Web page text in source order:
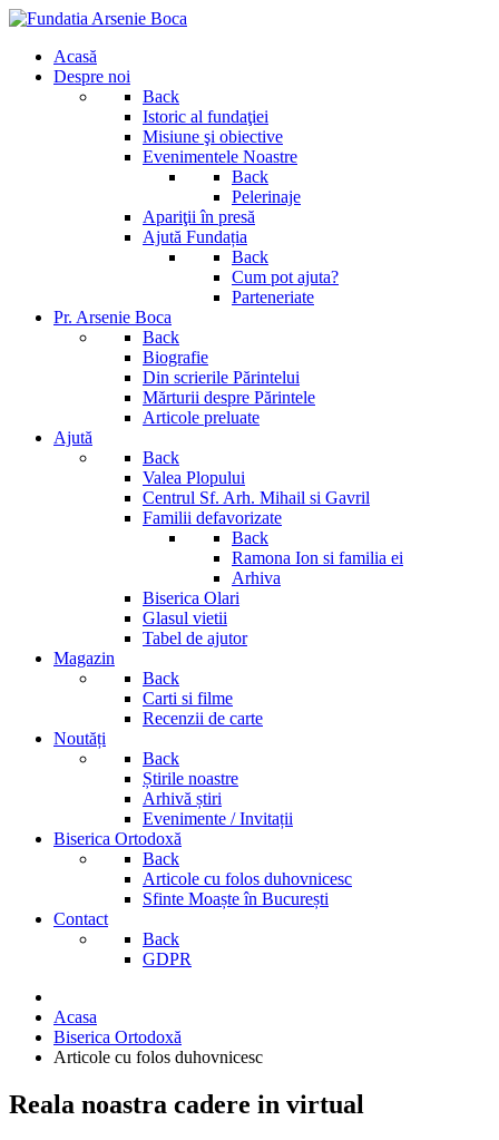
Acasă
Despre noi
Back
Istoric al fundaţiei
Misiune şi obiective
Evenimentele Noastre
Back
Pelerinaje
Apariţii în presă
Ajută Fundația
Back
Cum pot ajuta?
Parteneriate
Pr. Arsenie Boca
Back
Biografie
Din scrierile Părintelui
Mărturii despre Părintele
Articole preluate
Ajută
Back
Valea Plopului
Centrul Sf. Arh. Mihail si Gavril
Familii defavorizate
Back
Ramona Ion si familia ei
Arhiva
Biserica Olari
Glasul vietii
Tabel de ajutor
Magazin
Back
Carti si filme
Recenzii de carte
Noutăți
Back
Știrile noastre
Arhivă știri
Evenimente / Invitații
Biserica Ortodoxă
Back
Articole cu folos duhovnicesc
Sfinte Moaște în București
Contact
Back
GDPR
Acasa
Biserica Ortodoxă
Articole cu folos duhovnicesc
Reala noastra cadere in virtual